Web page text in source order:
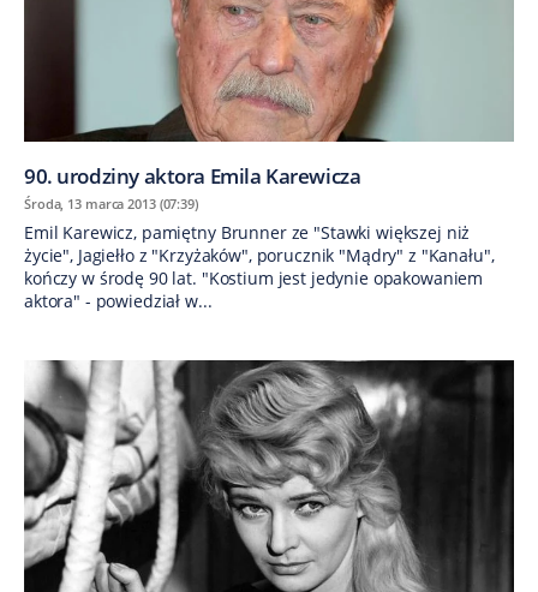
90. urodziny aktora Emila Karewicza
Środa, 13 marca 2013 (07:39)
Emil Karewicz, pamiętny Brunner ze "Stawki większej niż
życie", Jagiełło z "Krzyżaków", porucznik "Mądry" z "Kanału",
kończy w środę 90 lat. "Kostium jest jedynie opakowaniem
aktora" - powiedział w...